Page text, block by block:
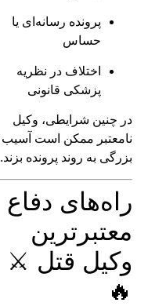
پرونده رسانه‌ای یا
حساس
اختلاف در نظریه
پزشکی قانونی
در چنین شرایطی، وکیل
نامعتبر ممکن است آسیب
بزرگی به روند پرونده بزند.
راه‌های دفاع
معتبرترین
وکیل قتل ⚔️
🔥